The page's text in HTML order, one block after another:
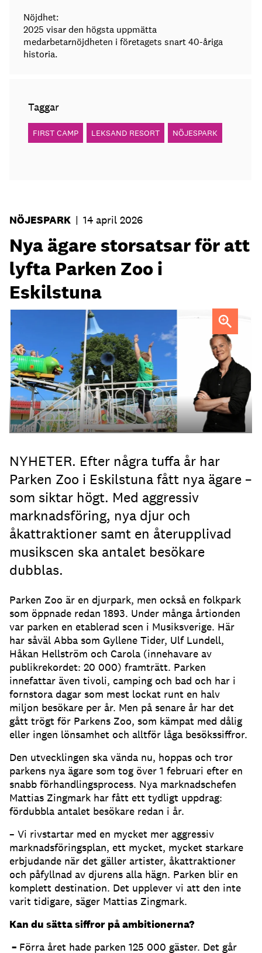
Nöjdhet:
2025 visar den högsta uppmätta
medarbetarnöjdheten i företagets snart 40-åriga
historia.
Taggar
FIRST CAMP LEKSAND RESORT NÖJESPARK
NÖJESPARK | 14 april 2026
Nya ägare storsatsar för att
lyfta Parken Zoo i
Eskilstuna
Mattias Zingmark, marknadschef
NYHETER. Efter några tuffa år har
Parken Zoo i Eskilstuna fått nya ägare –
som siktar högt. Med aggressiv
marknadsföring, nya djur och
åkattraktioner samt en återupplivad
musikscen ska antalet besökare
dubblas.
Parken Zoo är en djurpark, men också en folkpark
som öppnade redan 1893. Under många årtionden
var parken en etablerad scen i Musiksverige. Här
har såväl Abba som Gyllene Tider, Ulf Lundell,
Håkan Hellström och Carola (innehavare av
publikrekordet: 20 000) framträtt. Parken
innefattar även tivoli, camping och bad och har i
fornstora dagar som mest lockat runt en halv
miljon besökare per år. Men på senare år har det
gått trögt för Parkens Zoo, som kämpat med dålig
eller ingen lönsamhet och alltför låga besökssiffror.
Den utvecklingen ska vända nu, hoppas och tror
parkens nya ägare som tog över 1 februari efter en
snabb förhandlingsprocess. Nya marknadschefen
Mattias Zingmark har fått ett tydligt uppdrag:
fördubbla antalet besökare redan i år.
– Vi rivstartar med en mycket mer aggressiv
marknadsföringsplan, ett mycket, mycket starkare
erbjudande när det gäller artister, åkattraktioner
och påfyllnad av djurens alla hägn. Parken blir en
komplett destination. Det upplever vi att den inte
varit tidigare, säger Mattias Zingmark.
Kan du sätta siffror på ambitionerna?
– Förra året hade parken 125 000 gäster. Det går